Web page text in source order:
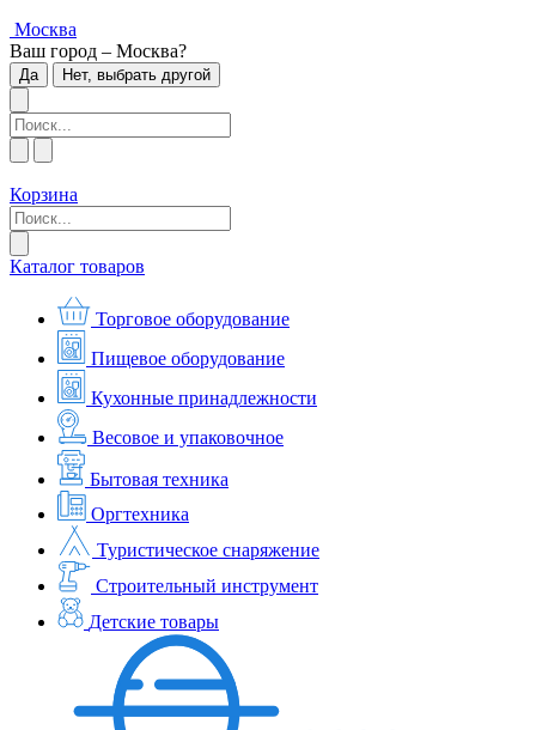
Москва
Ваш город – Москва?
Да Нет, выбрать другой
Корзина
Каталог товаров
Торговое оборудование
Пищевое оборудование
Кухонные принадлежности
Весовое и упаковочное
Бытовая техника
Оргтехника
Туристическое снаряжение
Строительный инструмент
Детские товары